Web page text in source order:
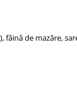
de mazăre,